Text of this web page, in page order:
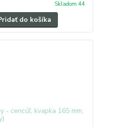
Skladom 44
do košíka